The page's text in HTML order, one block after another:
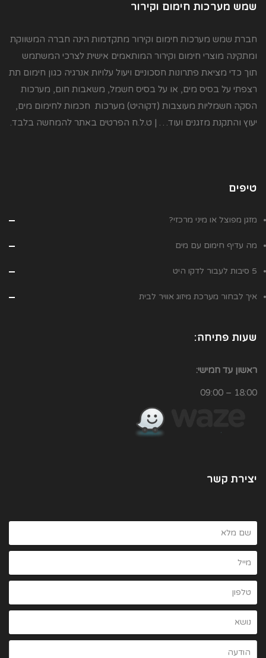
שמש מערכות חימום וקירור
חברת שמש מערכות חימום וקירור מתקדמות הינה חברה המשווקת
ומתקינה מוצרי חימום וקירור המותאמים אישית לצרכי המשתמש
תוך כדי מציאת פתרונות חסכוניים ויעול עלויות אנרגיה כגון חימום תת
רצפתי על בסיס מים, או על בסיס חשמל, משאבות חום, מערכות
הסקה חשמליות מעוצבות (דקוהיט) מערכות חכמות לחימום מים,
יעוץ והתקנת מזגנים ועוד… | ט.ל.ח הפרטים באתר להמחשה בלבד.
טיפים
מזגן מפוצל או מיני מרכזי?
מה עדיף חימום עם מים
5 סיבות לעבור לדקו היט
איך לבחור מערכת מיזוג אוויר לבית
שעות פתיחה:
ראשון עד חמישי:
18:00 – 09:00
יצירת קשר